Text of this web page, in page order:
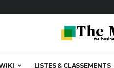
LISTES & CLASSEMENTS